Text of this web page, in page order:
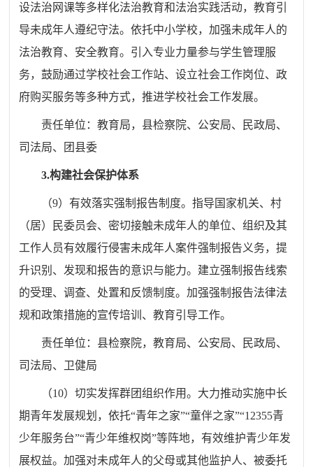
设法治网课等多样化法治教育和法治实践活动，教育引
导未成年人遵纪守法。依托中小学校，加强未成年人的
法治教育、安全教育。引入专业力量参与学生管理服
务，鼓励通过学校社会工作站、设立社会工作岗位、政
府购买服务等多种方式，推进学校社会工作发展。
责任单位：教育局， 县检察院、公安局、民政局、
司法局、团 县委
3.构建社会保护体系
（9）有效落实强制报告制度。指导国家机关、村
（居）民委员会、密切接触未成年人的单位、组织及其
工作人员有效履行侵害未成年人案件强制报告义务，提
升识别、发现和报告的意识与能力。建立强制报告线索
的受理、调查、处置和反馈制度。加强强制报告法律法
规和政策措施的宣传培训、教育引导工作。
责任单位： 县检察院，教育局、公安局、民政局、
司法局、卫健局
（10）切实发挥群团组织作用。大力推动实施中长
期青年发展规划，依托“青年之家”“童伴之家”“12355青
少年服务台”“青少年维权岗”等阵地，有效维护青少年发
展权益。加强对未成年人的父母或其他监护人、被委托